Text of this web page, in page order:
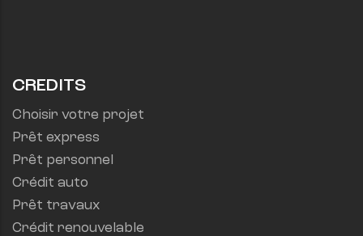
CREDITS
Choisir votre projet
Prêt express
Prêt personnel
Crédit auto
Prêt travaux
Crédit renouvelable